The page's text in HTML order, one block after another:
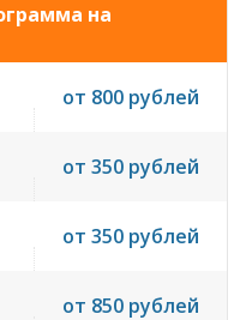
на
от 800 рублей
от 350 рублей
от 350 рублей
от 850 рублей